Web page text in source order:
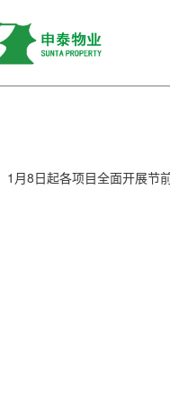
站首页 大事记
1月8日起各项目全面开展节